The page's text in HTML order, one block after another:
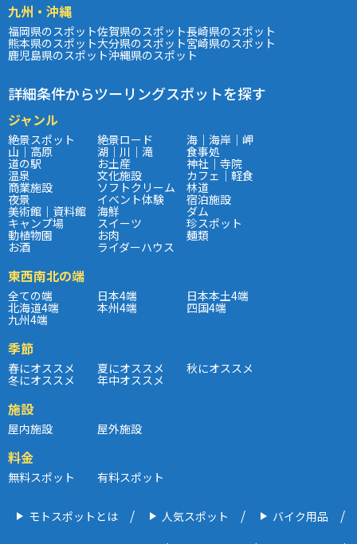
九州・沖縄
福岡県のスポット佐賀県のスポット長崎県のスポット
熊本県のスポット大分県のスポット宮崎県のスポット
鹿児島県のスポット沖縄県のスポット
詳細条件からツーリングスポットを探す
ジャンル
絶景スポット 絶景ロード 海｜海岸｜岬
山｜高原 湖｜川｜滝 食事処
道の駅 お土産 神社｜寺院
温泉 文化施設 カフェ｜軽食
商業施設 ソフトクリーム 林道
夜景 イベント体験 宿泊施設
美術館｜資料館 海鮮 ダム
キャンプ場 スイーツ 珍スポット
動植物園 お肉 麺類
お酒 ライダーハウス
東西南北の端
全ての端 日本4端 日本本土4端
北海道4端 本州4端 四国4端
九州4端
季節
春にオススメ 夏にオススメ 秋にオススメ
冬にオススメ 年中オススメ
施設
屋内施設 屋外施設
料金
無料スポット 有料スポット
モトスポットとは 人気スポット バイク用品